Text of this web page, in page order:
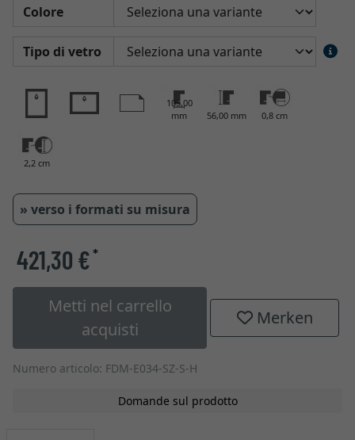
Colore
Tipo di vetro
105,00
mm
56,00 mm 0,8 cm
2,2 cm
» verso i formati su misura
421,30 €*
Metti nel carrello
acquisti
Merken
Numero articolo: FDM-E034-SZ-S-H
Domande sul prodotto